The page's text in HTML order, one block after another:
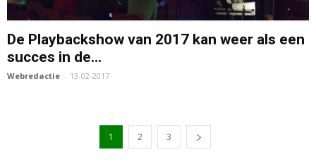
De Playbackshow van 2017 kan weer als een
succes in de...
Webredactie - 13-02-2017
1 2 3